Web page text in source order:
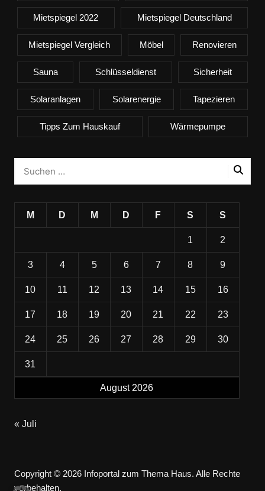
Mietspiegel 2022 Mietspiegel Deutschland
Mietspiegel Vergleich Möbel Renovieren
Sauna Schlüsseldienst Sicherheit
Solaranlagen Solarenergie Tapezieren
Tipps Zum Hauskauf Wärmepumpe
August 2026
M D M D F S S
1 2
3 4 5 6 7 8 9
10 11 12 13 14 15 16
17 18 19 20 21 22 23
24 25 26 27 28 29 30
31
« Juli
Copyright © 2026 Infoportal zum Thema Haus. Alle Rechte
vorbehalten.